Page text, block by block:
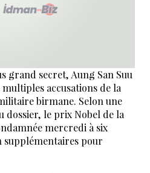
grand secret, Aung San Suu
accusations de la
birmane. Selon une
dossier, le prix Nobel de la
mercredi à six
supplémentaires pour